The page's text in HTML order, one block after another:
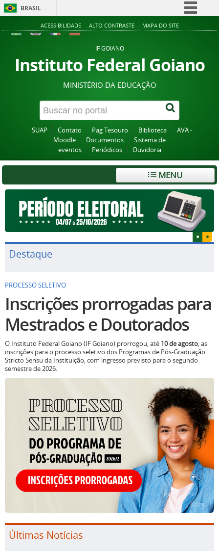
BRASIL
Simplifique!
Acesso à informação
Legislação
Canais
ACESSIBILIDADE ALTO CONTRASTE MAPA DO SITE
IF GOIANO
Instituto Federal Goiano
MINISTÉRIO DA EDUCAÇÃO
SUAP Contato Pag Tesouro Biblioteca
AVA -
Moodle
Documentos
Sistema de
eventos
Periódicos Ouvidoria
MENU
Destaque
PROCESSO SELETIVO
Inscrições prorrogadas para
Mestrados e Doutorados
O Instituto Federal Goiano (IF Goiano) prorrogou, até 10 de agosto, as
inscrições para o processo seletivo dos Programas de Pós-Graduação
Stricto Sensu da Instituição, com ingresso previsto para o segundo
semestre de 2026.
Últimas Notícias